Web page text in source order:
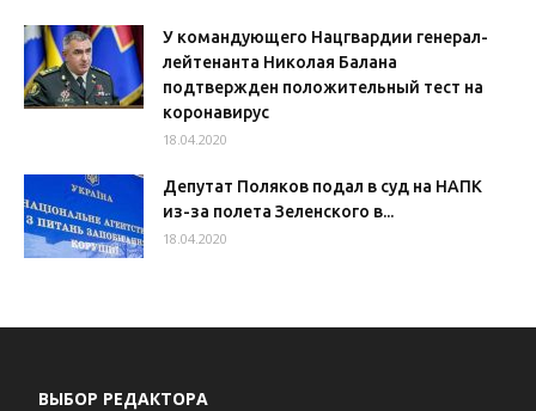
У командующего Нацгвардии генерал-
лейтенанта Николая Балана
подтвержден положительный тест на
коронавирус
18.04.2020
Депутат Поляков подал в суд на НАПК
из-за полета Зеленского в...
18.04.2020
ВЫБОР РЕДАКТОРА